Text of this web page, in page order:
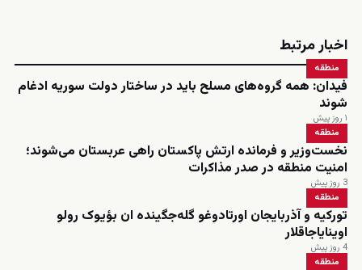
اخبار مرتبط
منطقه
فیدان: همه گروه‌های مسلح باید در ساختار دولت سوریه ادغام
شوند
۱ روز پیش
منطقه
نخست‌وزیر و فرمانده ارتش پاکستان راهی عربستان می‌شوند؛
امنیت منطقه در صدر مذاکرات
3 روز پیش
منطقه
تورکیه و آذربایجان اورتادوغو گله‌جگینده ان بؤیوک رولو
اوینایاجاقلار
4 روز پیش
منطقه